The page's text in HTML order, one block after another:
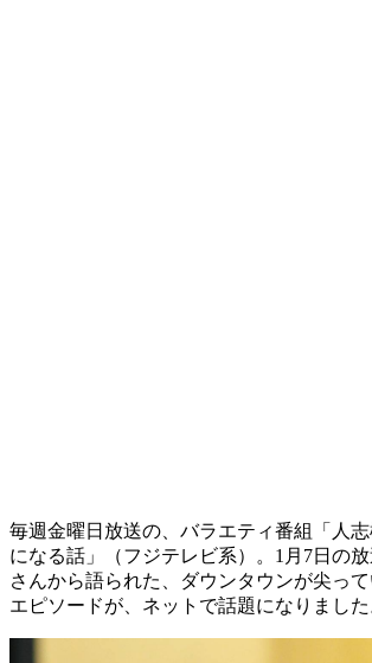
毎週金曜日放送の、バラエティ番組「人
になる話」（フジテレビ系）。1月7日の
さんから語られた、ダウンタウンが尖っ
エピソードが、ネットで話題になりました